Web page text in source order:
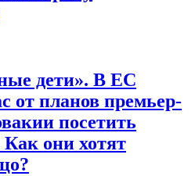
дети». В ЕС
от планов премьер-
посетить
они хотят